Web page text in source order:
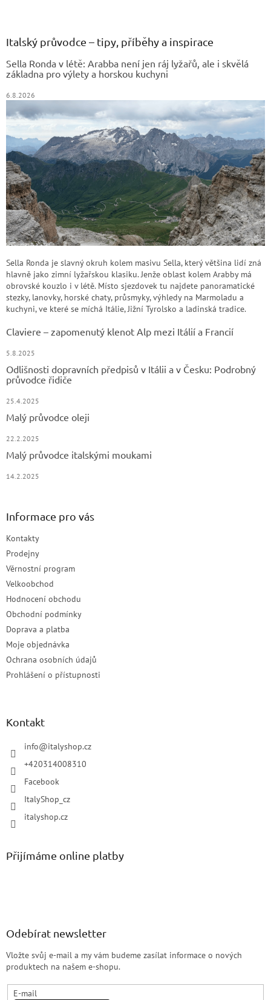
Italský průvodce – tipy, příběhy a inspirace
Sella Ronda v létě: Arabba není jen ráj lyžařů, ale i skvělá
základna pro výlety a horskou kuchyni
6.8.2026
Sella Ronda je slavný okruh kolem masivu Sella, který většina lidí zná
hlavně jako zimní lyžařskou klasiku. Jenže oblast kolem Arabby má
obrovské kouzlo i v létě. Místo sjezdovek tu najdete panoramatické
stezky, lanovky, horské chaty, průsmyky, výhledy na Marmoladu a
kuchyni, ve které se míchá Itálie, Jižní Tyrolsko a ladinská tradice.
Claviere – zapomenutý klenot Alp mezi Itálií a Francií
5.8.2025
Odlišnosti dopravních předpisů v Itálii a v Česku: Podrobný
průvodce řidiče
25.4.2025
Malý průvodce oleji
22.2.2025
Malý průvodce italskými moukami
14.2.2025
Informace pro vás
Kontakty
Prodejny
Věrnostní program
Velkoobchod
Hodnocení obchodu
Obchodní podmínky
Doprava a platba
Moje objednávka
Ochrana osobních údajů
Prohlášení o přístupnosti
Kontakt
info@italyshop.cz
+420314008310
Facebook
ItalyShop_cz
italyshop.cz
Přijímáme online platby
Odebírat newsletter
Vložte svůj e-mail a my vám budeme zasílat informace o nových
produktech na našem e-shopu.
E-mail